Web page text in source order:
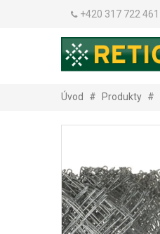
+420 317 722 461
Úvod # Produkty #